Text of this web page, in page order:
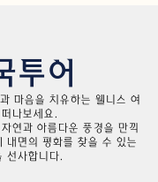
투어
마음을 치유하는 웰니스 여
나보세요.
연과 아름다운 풍경을 만끽
내면의 평화를 찾을 수 있는
선사합니다.